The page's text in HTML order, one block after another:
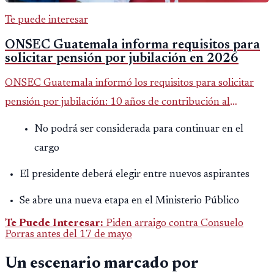
Te puede interesar
ONSEC Guatemala informa requisitos para
solicitar pensión por jubilación en 2026
ONSEC Guatemala informó los requisitos para solicitar
pensión por jubilación: 10 años de contribución al
No podrá ser considerada para continuar en el
cargo
El presidente deberá elegir entre nuevos aspirantes
Se abre una nueva etapa en el Ministerio Público
Te Puede Interesar: Piden arraigo contra Consuelo
Porras antes del 17 de mayo
Un escenario marcado por